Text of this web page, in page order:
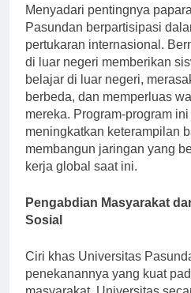
Menyadari pentingnya
Pasundan berpartisipasi
pertukaran internasional.
di luar negeri memberikan
belajar di luar negeri,
berbeda, dan memperluas
mereka. Program-program
meningkatkan keterampilan
membangun jaringan yang
kerja global saat ini.
Pengabdian Masyarakat
Sosial
Ciri khas Universitas
penekanannya yang kuat